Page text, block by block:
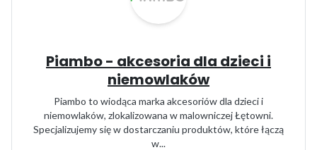
Piambo - akcesoria dla dzieci i
niemowlaków
Piambo to wiodąca marka akcesoriów dla dzieci i
niemowlaków, zlokalizowana w malowniczej Łętowni.
Specjalizujemy się w dostarczaniu produktów, które łączą
w...